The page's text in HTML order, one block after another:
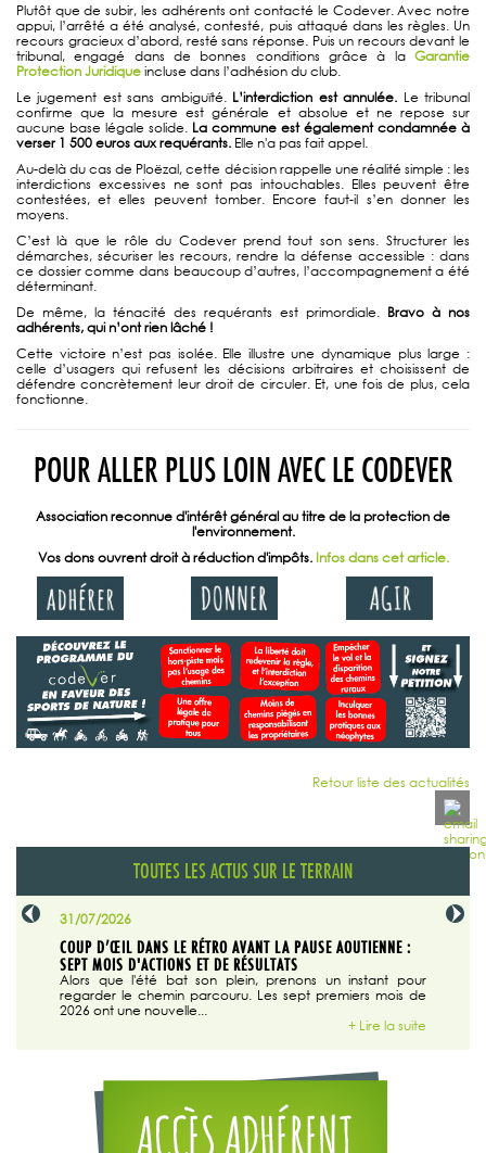
Plutôt que de subir, les adhérents ont contacté le Codever. Avec notre
appui, l’arrêté a été analysé, contesté, puis attaqué dans les règles. Un
recours gracieux d’abord, resté sans réponse. Puis un recours devant le
tribunal, engagé dans de bonnes conditions grâce à la Garantie
Protection Juridiqueincluse dans l’adhésion du club.
Le jugement est sans ambiguïté. L’interdiction est annulée. Le tribunal
confirme que la mesure est générale et absolue et ne repose sur
aucune base légale solide. La commune est également condamnée à
verser 1 500 euros aux requérants. Elle n'a pas fait appel.
Au-delà du cas de Ploëzal, cette décision rappelle une réalité simple : les
interdictions excessives ne sont pas intouchables. Elles peuvent être
contestées, et elles peuvent tomber. Encore faut-il s’en donner les
moyens.
C’est là que le rôle du Codever prend tout son sens. Structurer les
démarches, sécuriser les recours, rendre la défense accessible : dans
ce dossier comme dans beaucoup d’autres, l’accompagnement a été
déterminant.
De même, la ténacité des requérants est primordiale. Bravo à nos
adhérents, qui n’ont rien lâché !
Cette victoire n’est pas isolée. Elle illustre une dynamique plus large :
celle d’usagers qui refusent les décisions arbitraires et choisissent de
défendre concrètement leur droit de circuler. Et, une fois de plus, cela
fonctionne.
POUR ALLER PLUS LOIN AVEC LE CODEVER
Association reconnue d'intérêt général au titre de la protection de
l'environnement.
Vos dons ouvrent droit à réduction d'impôts. Infos dans cet article.
Retour liste des actualités
TOUTES LES ACTUS SUR LE TERRAIN
31/07/2026
COUP D’ŒIL DANS LE RÉTRO AVANT LA PAUSE AOUTIENNE :
SEPT MOIS D'ACTIONS ET DE RÉSULTATS
Alors que l'été bat son plein, prenons un instant pour
regarder le chemin parcouru. Les sept premiers mois de
2026 ont une nouvelle...
+ Lire la suite
29/07/